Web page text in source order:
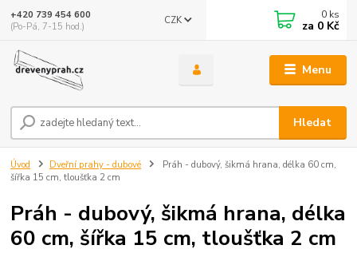
Menu
CZK
Hledat
+420 739 454 600
(Po-Pá, 7-15 hod.)
0 ks
za 0 Kč
Úvod Dveřní prahy - dubové
Práh - dubový, šikmá hrana, délka 60 cm,
šířka 15 cm, tloušťka 2 cm
Práh - dubový, šikmá hrana, délka
60 cm, šířka 15 cm, tloušťka 2 cm